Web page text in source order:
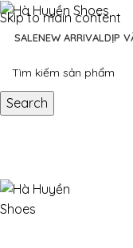
Skip to main content
SALENEW ARRIVALDỊP
Search